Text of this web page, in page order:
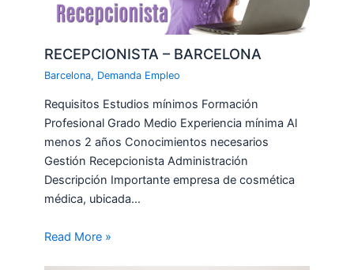
RECEPCIONISTA – BARCELONA
Barcelona, Demanda Empleo
Requisitos Estudios mínimos Formación
Profesional Grado Medio Experiencia mínima Al
menos 2 años Conocimientos necesarios
Gestión Recepcionista Administración
Descripción Importante empresa de cosmética
médica, ubicada…
Read More »